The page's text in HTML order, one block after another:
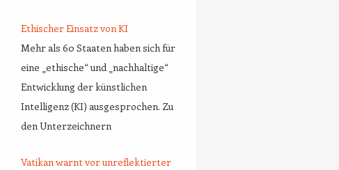
Ethischer Einsatz von KI
Mehr als 60 Staaten haben sich für
eine „ethische“ und „nachhaltige“
Entwicklung der künstlichen
Intelligenz (KI) ausgesprochen. Zu
den Unterzeichnern
Vatikan warnt vor unreflektierter